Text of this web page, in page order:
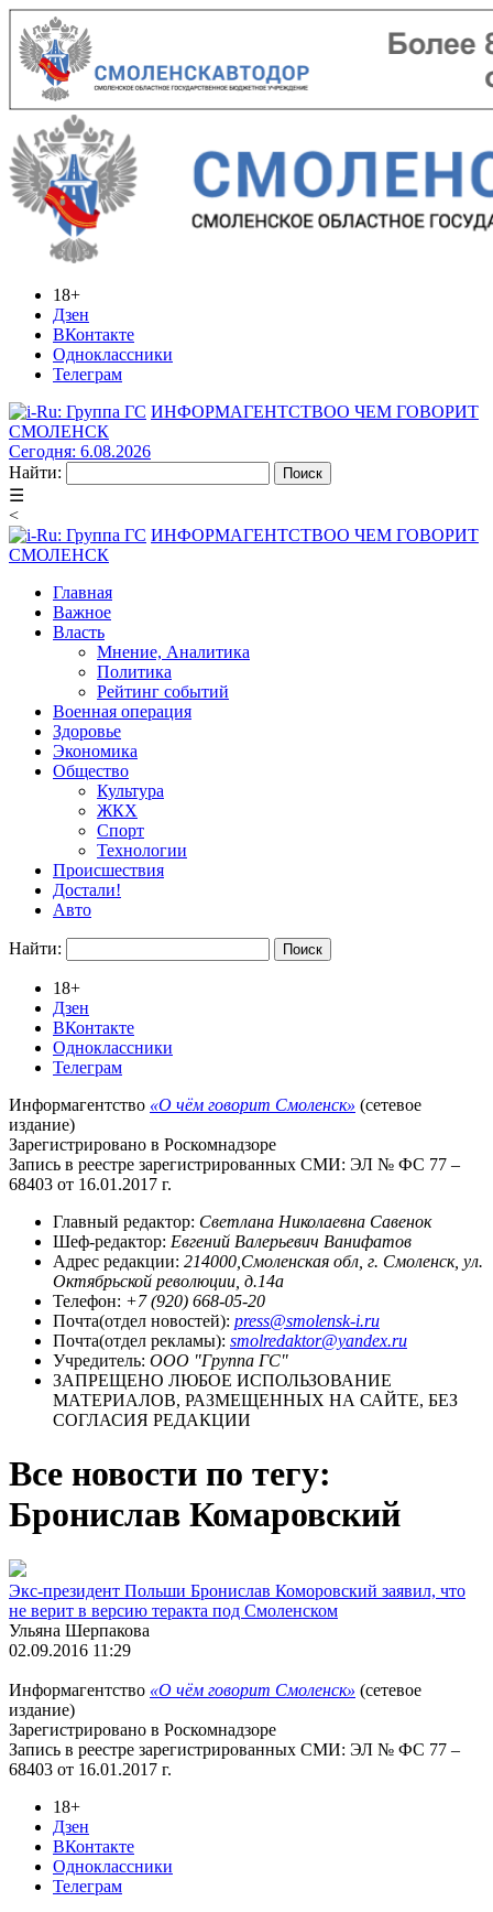
18+
Дзен
ВКонтакте
Одноклассники
Телеграм
ИНФОРМАГЕНТСТВОО ЧЕМ ГОВОРИТ
СМОЛЕНСК
Сегодня: 6.08.2026
Найти:
☰
<
ИНФОРМАГЕНТСТВОО ЧЕМ ГОВОРИТ
СМОЛЕНСК
Главная
Важное
Власть
Мнение, Аналитика
Политика
Рейтинг событий
Военная операция
Здоровье
Экономика
Общество
Культура
ЖКХ
Спорт
Технологии
Происшествия
Достали!
Авто
Найти:
18+
Дзен
ВКонтакте
Одноклассники
Телеграм
Информагентство «О чём говорит Смоленск» (сетевое
издание)
Зарегистрировано в Роскомнадзоре
Запись в реестре зарегистрированных СМИ: ЭЛ № ФС 77 –
68403 от 16.01.2017 г.
Главный редактор: Светлана Николаевна Савенок
Шеф-редактор: Евгений Валерьевич Ванифатов
Адрес редакции: 214000,Смоленская обл, г. Смоленск, ул.
Октябрьской революции, д.14а
Телефон: +7 (920) 668-05-20
Почта(отдел новостей): press@smolensk-i.ru
Почта(отдел рекламы): smolredaktor@yandex.ru
Учредитель: ООО "Группа ГС"
ЗАПРЕЩЕНО ЛЮБОЕ ИСПОЛЬЗОВАНИЕ
МАТЕРИАЛОВ, РАЗМЕЩЕННЫХ НА САЙТЕ, БЕЗ
СОГЛАСИЯ РЕДАКЦИИ
Все новости по тегу:
Бронислав Комаровский
Экс-президент Польши Бронислав Коморовский заявил, что
не верит в версию теракта под Смоленском
Ульяна Шерпакова
02.09.2016 11:29
Информагентство «О чём говорит Смоленск» (сетевое
издание)
Зарегистрировано в Роскомнадзоре
Запись в реестре зарегистрированных СМИ: ЭЛ № ФС 77 –
68403 от 16.01.2017 г.
18+
Дзен
ВКонтакте
Одноклассники
Телеграм